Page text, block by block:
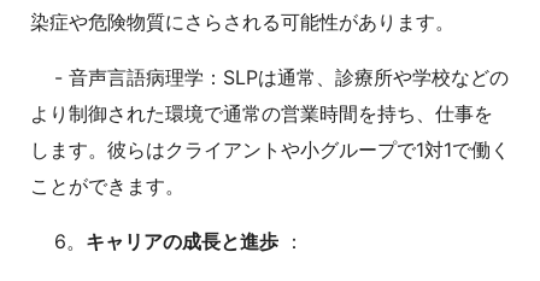
染症や危険物質にさらされる可能性があります。
- 音声言語病理学：SLPは通常、診療所や学校などの
より制御された環境で通常の営業時間を持ち、仕事を
します。彼らはクライアントや小グループで1対1で働く
ことができます。
6。 キャリアの成長と進歩 ：